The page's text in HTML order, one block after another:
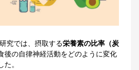
究では、摂取する栄養素の比率（炭
後の自律神経活動をどのように変化
た。